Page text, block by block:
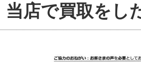
当店で買取をし